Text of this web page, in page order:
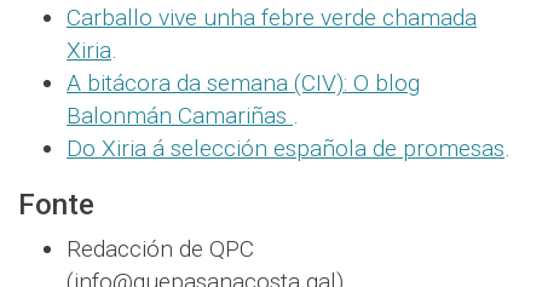
Carballo vive unha febre verde chamada
Xiria.
A bitácora da semana (CIV): O blog
Balonmán Camariñas .
Do Xiria á selección española de promesas.
Fonte
Redacción de QPC
(info@quepasanacosta.gal).